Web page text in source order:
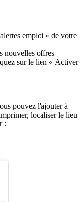
emploi » de votre
nouvelles offres
sur le lien « Activer
pouvez l'ajouter à
localiser le lieu
: